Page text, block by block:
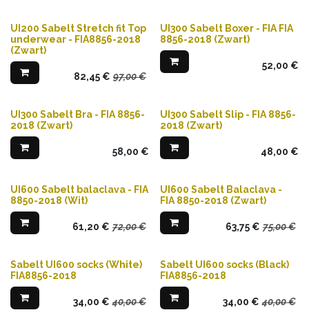
UI200 Sabelt Stretch fit Top
underwear - FIA8856-2018
(Zwart)
82,45€ 97,00€
UI300 Sabelt Boxer - FIA FIA
8856-2018 (Zwart)
52,00 €
UI300 Sabelt Bra - FIA 8856-
2018 (Zwart)
58,00 €
UI300 Sabelt Slip - FIA 8856-
2018 (Zwart)
48,00 €
UI600 Sabelt balaclava - FIA
8850-2018 (Wit)
61,20 € 72,00€
UI600 Sabelt Balaclava -
FIA 8850-2018 (Zwart)
63,75€ 75,00€
Sabelt UI600 socks (White)
FIA8856-2018
34,00 € 40,00€
Sabelt UI600 socks (Black)
FIA8856-2018
34,00 € 40,00€